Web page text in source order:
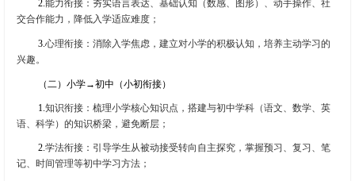
2.能力衔接：夯实语言表达、基础认知（数感、图形）、动手操作、社
交合作能力，降低入学适应难度；
3.心理衔接：消除入学焦虑，建立对小学的积极认知，培养主动学习的
兴趣。
（二）小学→初中（小初衔接）
1. 知识衔接：梳理小学核心知识点，搭建与初中学科（语文、数学、英
语、科学）的知识桥梁，避免断层；
2.学法衔接：引导学生从被动接受转向自主探究，掌握预习、复习、笔
记、时间管理等初中学习方法；